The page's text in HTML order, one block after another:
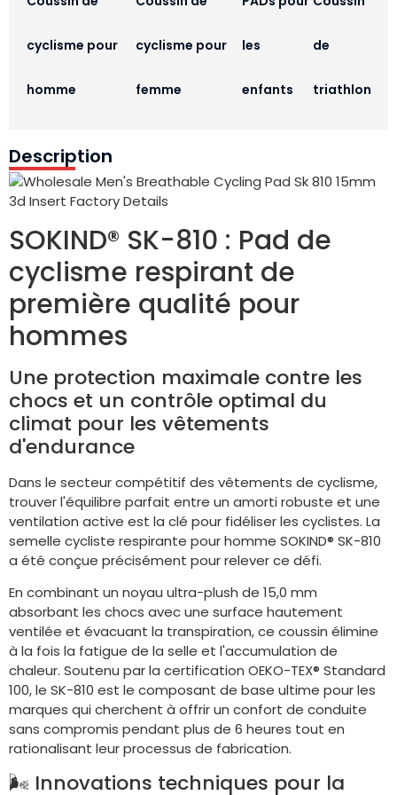
cyclisme pour
homme
cyclisme pour
femme
les
enfants
de
triathlon
Description
SOKIND® SK-810 : Pad de
cyclisme respirant de
première qualité pour
hommes
Une protection maximale contre les
chocs et un contrôle optimal du
climat pour les vêtements
d'endurance
Dans le secteur compétitif des vêtements de cyclisme,
trouver l'équilibre parfait entre un amorti robuste et une
ventilation active est la clé pour fidéliser les cyclistes. La
semelle cycliste respirante pour homme SOKIND® SK-810
a été conçue précisément pour relever ce défi.
En combinant un noyau ultra-plush de 15,0 mm
absorbant les chocs avec une surface hautement
ventilée et évacuant la transpiration, ce coussin élimine
à la fois la fatigue de la selle et l'accumulation de
chaleur. Soutenu par la certification OEKO-TEX® Standard
100, le SK-810 est le composant de base ultime pour les
marques qui cherchent à offrir un confort de conduite
sans compromis pendant plus de 6 heures tout en
rationalisant leur processus de fabrication.
🌬️ Innovations techniques pour la